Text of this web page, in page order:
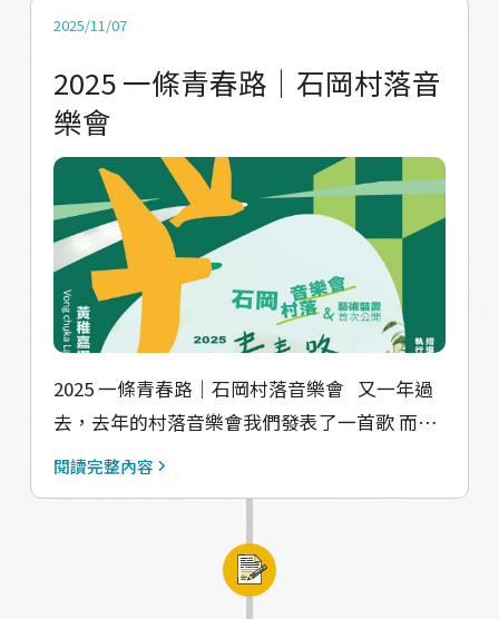
庄，看見環境與道路變遷的故事 󠀠 裝置所在地：
76 󠀠 ﹏﹏﹏﹏ ﹋﹋﹋﹋ 風景擺盪 藝術家| 阿木
司 ×在地居民 材質｜竹管、寶特瓶、不鏽鋼 尺
寸| 700 cm x 700cm 停駐於風的軌跡上， 在時
間與空間的向度之間，輕輕擺盪。 作品以竹管
與回收寶特瓶構築身體， 在不鏽鋼的支點上尋
找一種「變動中的平衡」。 指導單位：教育部
青年發展署 執行單位：小路石岡青年團隊
2025/11/07
2025 一條青春路｜石岡村落音
樂會
2025 一條青春路｜石岡村落音樂會 又一年過
去，去年的村落音樂會我們發表了一首歌 而今
年我們攜手在地藝術家 阿木司 邀請山城居民們
閱讀完整內容